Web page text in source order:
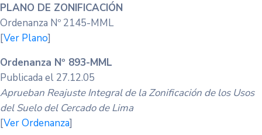
PLANO DE ZONIFICACIÓN
Ordenanza Nº 2145-MML
[Ver Plano]
Ordenanza Nº 893-MML
Publicada el 27.12.05
Aprueban Reajuste Integral de la Zonificación de los Usos
del Suelo del Cercado de Lima
[Ver Ordenanza]